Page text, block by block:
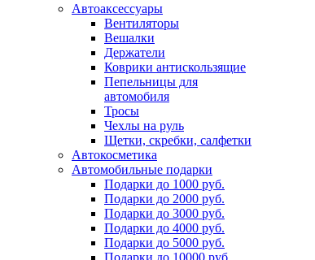
Автоаксессуары
Вентиляторы
Вешалки
Держатели
Коврики антискользящие
Пепельницы для
автомобиля
Тросы
Чехлы на руль
Щетки, скребки, салфетки
Автокосметика
Автомобильные подарки
Подарки до 1000 руб.
Подарки до 2000 руб.
Подарки до 3000 руб.
Подарки до 4000 руб.
Подарки до 5000 руб.
Подарки до 10000 руб.